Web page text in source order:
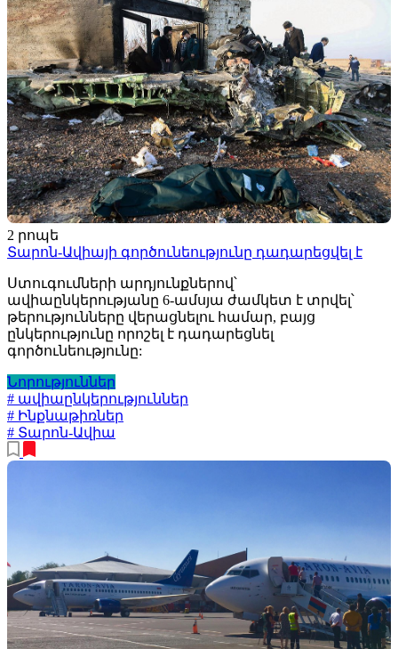
2 րոպե
Տարոն-Ավիայի գործունեությունը դադարեցվել է
Ստուգումների արդյունքներով՝
ավիաընկերությանը 6-ամսյա ժամկետ է տրվել՝
թերությունները վերացնելու համար, բայց
ընկերությունը որոշել է դադարեցնել
գործունեությունը:
Նորություններ
# ավիաընկերություններ
# Ինքնաթիռներ
# Տարոն-Ավիա